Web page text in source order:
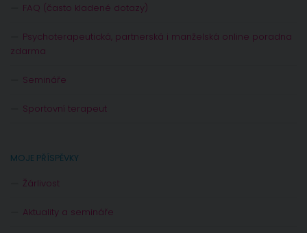
FAQ (často kladené dotazy)
Psychoterapeutická, partnerská i manželská online poradna
zdarma
Semináře
Sportovní terapeut
MOJE PŘÍSPĚVKY
Žárlivost
Aktuality a semináře